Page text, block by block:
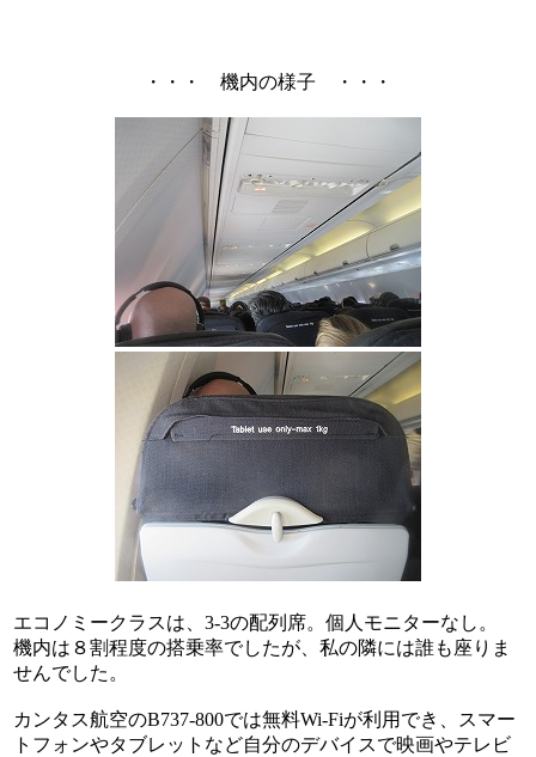
・・・ 機内の様子 ・・・
エコノミークラスは、3-3の配列席。個人モニターなし。
機内は８割程度の搭乗率でしたが、私の隣には誰も座りま
せんでした。
カンタス航空のB737-800では無料Wi-Fiが利用でき、スマー
トフォンやタブレットなど自分のデバイスで映画やテレビ